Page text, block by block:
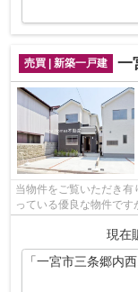
売買 | 新築一戸建 一宮
当物件をご覧いただき
っている優良な物件ですが、完
内西でのマイホーム購入
現在
「一宮市三条郷内